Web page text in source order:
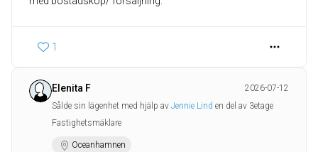
1
Elenita F
2026-07-12
Sålde sin lägenhet med hjälp av Jennie Lind en del av 3etage
Fastighetsmäklare
Oceanhamnen